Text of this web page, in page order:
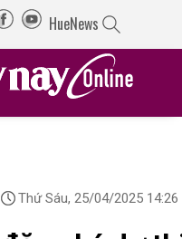
HueNews
Thứ Sáu, 25/04/2025 14:26